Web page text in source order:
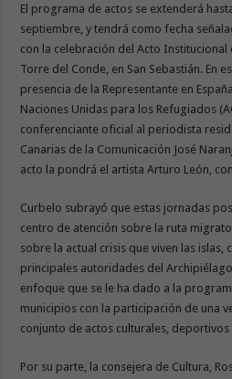
El programa de actos se extenderá
septiembre, y tendrá como fecha
con la celebración del Acto Institucional
Torre del Conde, en San Sebastián. En
presencia de la Representante en
Naciones Unidas para los Refugiados
conferenciante oficial al periodista
Canarias de la Comunicación José
acto la pondrá el artista Arturo León,
Curbelo subrayó que estas jornadas
centro de atención sobre la ruta
sobre la actual crisis que viven las islas,
principales autoridades del
enfoque que se le ha dado a la
municipios con la participación de una
conjunto de actos culturales, deportivos
Por su parte, la consejera de Cultura,